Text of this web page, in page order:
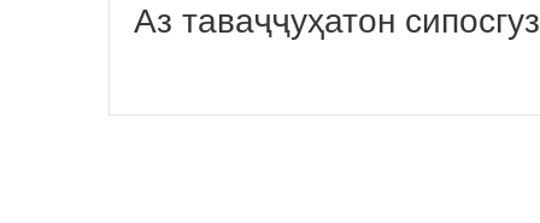
Аз таваҷҷуҳатон